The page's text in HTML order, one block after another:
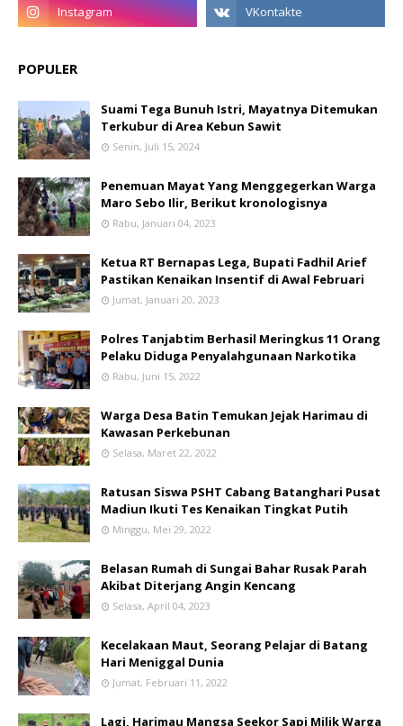
POPULER
Suami Tega Bunuh Istri, Mayatnya Ditemukan
Terkubur di Area Kebun Sawit
Senin, Juli 15, 2024
Penemuan Mayat Yang Menggegerkan Warga
Maro Sebo Ilir, Berikut kronologisnya
Rabu, Januari 04, 2023
Ketua RT Bernapas Lega, Bupati Fadhil Arief
Pastikan Kenaikan Insentif di Awal Februari
Jumat, Januari 20, 2023
Polres Tanjabtim Berhasil Meringkus 11 Orang
Pelaku Diduga Penyalahgunaan Narkotika
Rabu, Juni 15, 2022
Warga Desa Batin Temukan Jejak Harimau di
Kawasan Perkebunan
Selasa, Maret 22, 2022
Ratusan Siswa PSHT Cabang Batanghari Pusat
Madiun Ikuti Tes Kenaikan Tingkat Putih
Minggu, Mei 29, 2022
Belasan Rumah di Sungai Bahar Rusak Parah
Akibat Diterjang Angin Kencang
Selasa, April 04, 2023
Kecelakaan Maut, Seorang Pelajar di Batang
Hari Meniggal Dunia
Jumat, Februari 11, 2022
Lagi, Harimau Mangsa Seekor Sapi Milik Warga